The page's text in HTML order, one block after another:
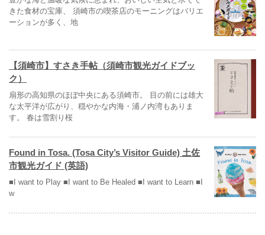
きた食材の宝庫、 須崎市の喫茶店のモーニングはバリエ
ーションが多く、地
【須崎市】すさき手帖（須崎市観光ガイドブッ
ク）
扇形の高知県のほぼ中央にある須崎市。 目の前には雄大
な太平洋が広がり、穏やかな内海・浦ノ内湾もありま
す。 春は雪割り桜
Found in Tosa. (Tosa City’s Visitor Guide) 土佐
市観光ガイド (英語)
■I want to Play ■I want to Be Healed ■I want to Learn ■I
w